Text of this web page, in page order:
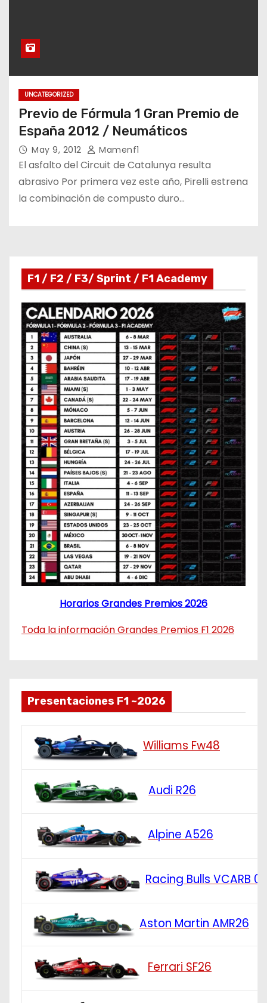
UNCATEGORIZED
Previo de Fórmula 1 Gran Premio de
España 2012 / Neumáticos
May 9, 2012 Mamenf1
El asfalto del Circuit de Catalunya resulta
abrasivo Por primera vez este año, Pirelli estrena
la combinación de compusto duro…
F1 / F2 / F3/ Sprint / F1 Academy
Horarios Grandes Premios 2026
Toda la información Grandes Premios F1 2026
Presentaciones F1 ~2026
Williams Fw48
Audi R26
Alpine A526
Racing Bulls VCARB 03
Aston Martin AMR26
Ferrari SF26